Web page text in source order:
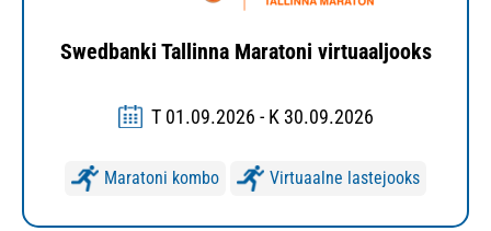
Swedbanki Tallinna Maratoni virtuaaljooks
T 01.09.2026 - K 30.09.2026
Maratoni kombo Virtuaalne lastejooks